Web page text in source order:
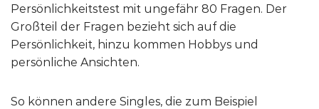
Persönlichkeitstest mit ungefähr 80 Fragen. Der
Großteil der Fragen bezieht sich auf die
Persönlichkeit, hinzu kommen Hobbys und
persönliche Ansichten.
So können andere Singles, die zum Beispiel